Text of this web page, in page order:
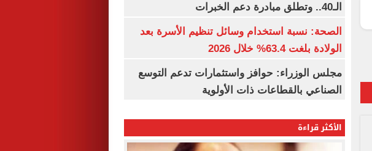
الـ40.. وتطلق مبادرة دعم الخبرات
الصحة: نسبة استخدام وسائل تنظيم الأسرة بعد
الولادة بلغت 63.4% خلال 2026
مجلس الوزراء: حوافز واستثمارات تدعم التوسع
الصناعي بالقطاعات ذات الأولوية
الأكثر قراءة